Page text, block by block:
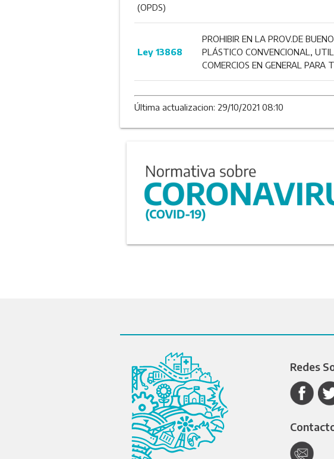
(OPDS)
Ley 13868
PROHIBIR EN LA PROV.DE
PLÁSTICO CONVENCIONAL,
COMERCIOS EN GENERAL PARA
Última actualizacion: 29/10/2021 08:10
Redes